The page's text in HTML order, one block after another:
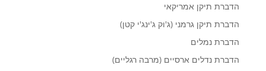
הדברת תיקן אמריקאי
הדברת תיקן גרמני (ג'וק ג'ינג'י קטן)
הדברת נמלים
הדברת נדלים ארסיים (מרבה רגליים)